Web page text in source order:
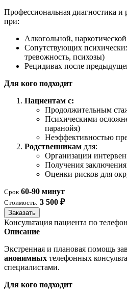
Профессиональная диагностика и
при:
Алкогольной,
Сопутствующих
тревожность, психозы)
Рецидивах после
Для кого подходит
Пациентам с:
Продолжительным
Психическими
паранойя)
Неэффективностью
Родственникам для:
Организации
Получения заключения
Оценки рисков для
Срок 60-90 минут
Стоимость: 3 500 ₽
Заказать
Консультация пациента по
Описание
Экстренная и плановая помощь
анонимных телефонных
специалистами.
Для кого подходит